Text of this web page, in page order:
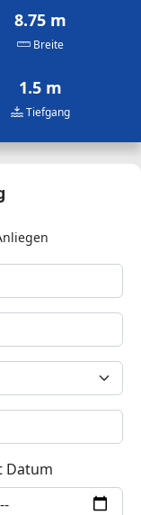
8.75 m
Breite
1.5 m
Tiefgang
Datum